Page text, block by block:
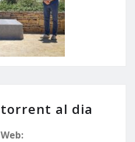
torrent al dia
Web: